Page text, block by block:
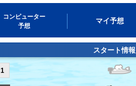
コンピューター
予想
マイ予想
スタート情報
1